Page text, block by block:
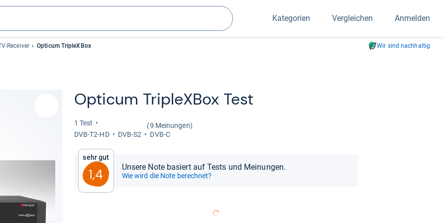
Suchen
Kategorien Vergleichen Anmelden
Receiver Opticum TripleXBox Wir sind nachhaltig
Opti­cum Tri­pleX­Box Test
1 Test
(9 Meinungen)
DVB-​T2-​HD
DVB-​S2 DVB-C
Sehr gut
1,4 Unsere Note basiert auf Tests und Meinungen.
Wie wird die Note berechnet?